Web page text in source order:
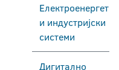
и индустријски
системи
Дигитално